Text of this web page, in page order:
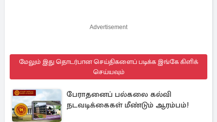
Advertisement
மேலும் இது தொடர்பான செய்திகளைப் படிக்க இங்கே கிளிக்
செய்யவும்
பேராதனைப் பல்கலை கல்வி
நடவடிக்கைகள் மீண்டும் ஆரம்பம்!